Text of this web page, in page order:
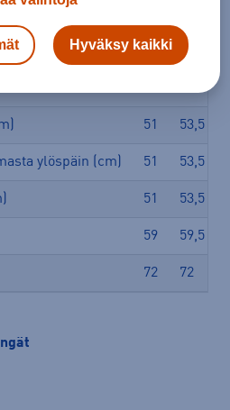
51 53,5
ylöspäin (cm) 51 53,5
51 53,5
59 59,5
72 72
Hyväksy kaikki